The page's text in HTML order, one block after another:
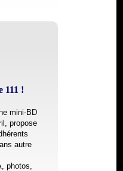
111 !
mini-BD
propose
autre
photos,